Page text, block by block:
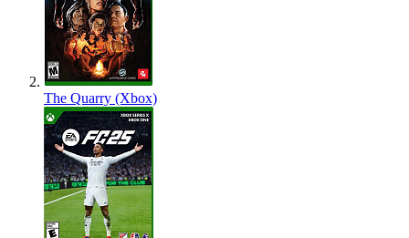
The Quarry (Xbox)